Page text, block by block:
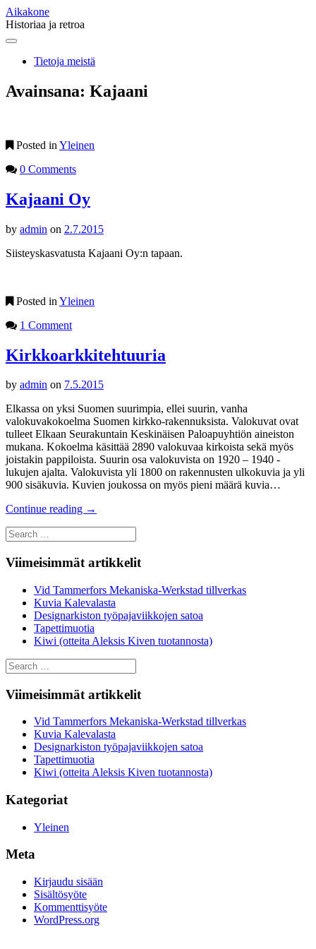
Aikakone
Historiaa ja retroa
Main
Skip
contentTietoja meistä
Avainsana: Kajaani
Posted in Yleinen
0 Comments
Kajaani Oy
by admin on 2.7.2015
Siisteyskasvatusta Kajaani Oy:n tapaan.
Posted in Yleinen
1 Comment
Kirkkoarkkitehtuuria
by admin on 7.5.2015
Elkassa on yksi Suomen suurimpia, ellei suurin, vanha
valokuvakokoelma Suomen kirkko-rakennuksista. Valokuvat ovat
tulleet Elkaan Seurakuntain Keskinäisen Paloapuyhtiön aineiston
mukana. Kokoelma käsittää 2890 valokuvaa kirkoista sekä myös
joistakin pappiloista. Suurin osa valokuvista on 1920 – 1940 -
lukujen ajalta. Valokuvista yli 1800 on rakennusten ulkokuvia ja yli
900 sisäkuvia. Kuvien joukossa on myös pieni määrä kuvia…
Continue reading →
Search
for:
Viimeisimmät artikkelit
Vid Tammerfors Mekaniska-Werkstad tillverkas
Kuvia Kalevalasta
Designarkiston työpajaviikkojen satoa
Tapettimuotia
Kiwi (otteita Aleksis Kiven tuotannosta)
Search
for:
Viimeisimmät artikkelit
Vid Tammerfors Mekaniska-Werkstad tillverkas
Kuvia Kalevalasta
Designarkiston työpajaviikkojen satoa
Tapettimuotia
Kiwi (otteita Aleksis Kiven tuotannosta)
Kategoriat
Yleinen
Meta
Kirjaudu sisään
Sisältösyöte
Kommenttisyöte
WordPress.org